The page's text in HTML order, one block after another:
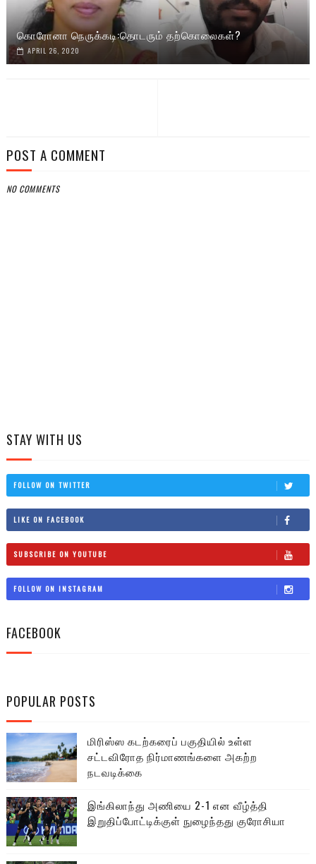
கொரோனா நெருக்கடி:தொடரும் தற்கொலைகள்?
APRIL 26, 2020
POST A COMMENT
NO COMMENTS
STAY WITH US
FOLLOW ON TWITTER
LIKE ON FACEBOOK
SUBSCRIBE ON YOUTUBE
FOLLOW ON INSTAGRAM
FACEBOOK
POPULAR POSTS
மிரிஸ்ஸ கடற்கரைப் பகுதியில் உள்ள
சட்டவிரோத நிர்மாணங்களை அகற்ற
நடவடிக்கை
இங்கிலாந்து அணியை 2-1 என வீழ்த்தி
இறுதிப்போட்டிக்குள் நுழைந்தது குரோசியா